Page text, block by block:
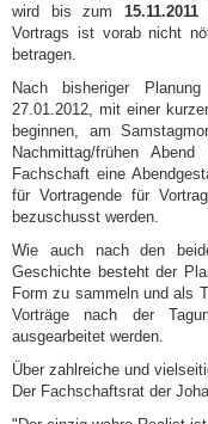
wird bis zum 15.11.2011
Vortrags ist vorab nicht
betragen.
Nach bisheriger
27.01.2012, mit einer
beginnen, am
Nachmittag/frühen
Fachschaft eine
für Vortragende für
bezuschusst werden.
Wie auch nach den
Geschichte besteht der
Form zu sammeln und als
Vorträge nach der
ausgearbeitet werden.
Über zahlreiche und
Der Fachschaftsrat der